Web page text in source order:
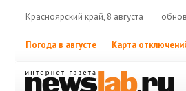
Красноярский край, 8 августа
Погода в августе Карта